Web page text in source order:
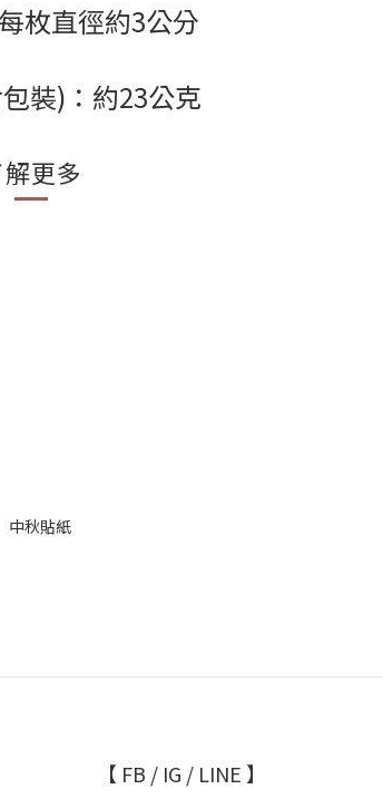
枚直徑約3公分
裝)：約23公克
更多
【 FB / IG / LINE 】